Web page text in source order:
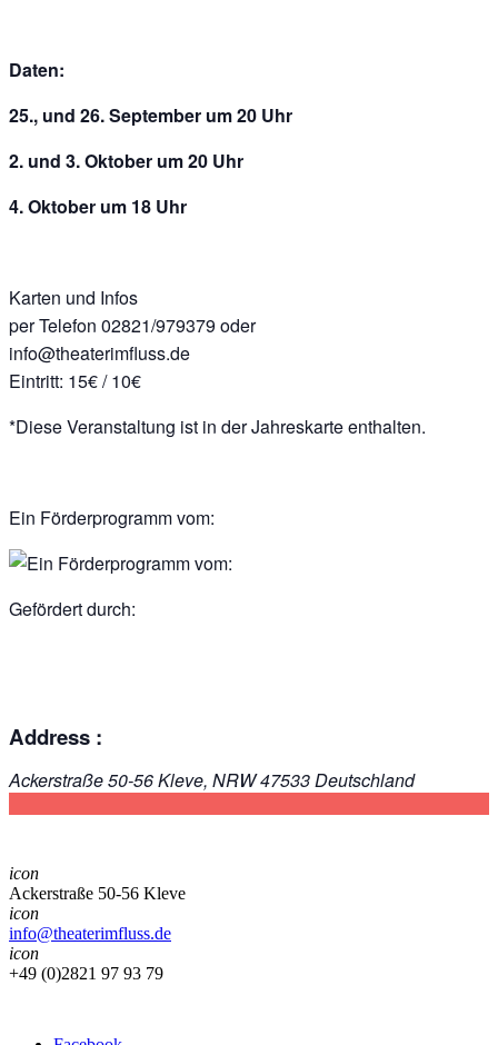
Daten:
25., und 26. September um 20 Uhr
2. und 3. Oktober um 20 Uhr
4. Oktober um 18 Uhr
Karten und Infos
per Telefon 02821/979379 oder
info@theaterimfluss.de
Eintritt: 15€ / 10€
*Diese Veranstaltung ist in der Jahreskarte enthalten.
Ein Förderprogramm vom:
Gefördert durch:
Address :
Ackerstraße 50-56Kleve, NRW47533Deutschland
icon
Ackerstraße 50-56 Kleve
icon
info@theaterimfluss.de
icon
+49 (0)2821 97 93 79